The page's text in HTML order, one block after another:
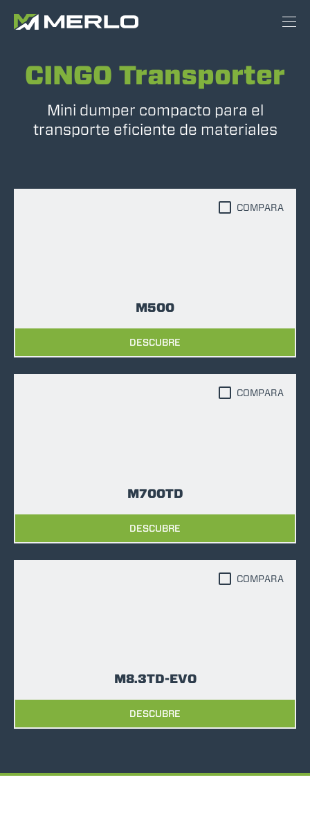
CINGO Transporter
Mini dumper compacto para el
transporte eficiente de materiales
M500
DESCUBRE
COMPARA
M700TD
DESCUBRE
COMPARA
M8.3TD-EVO
DESCUBRE
COMPARA